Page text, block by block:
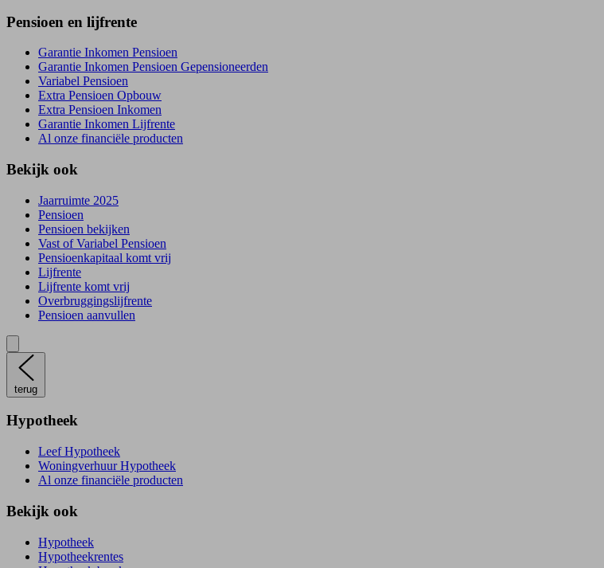
Pensioen en lijfrente
Garantie Inkomen Pensioen
Garantie Inkomen Pensioen Gepensioneerden
Variabel Pensioen
Extra Pensioen Opbouw
Extra Pensioen Inkomen
Garantie Inkomen Lijfrente
Al onze financiële producten
Bekijk ook
Jaarruimte 2025
Pensioen
Pensioen bekijken
Vast of Variabel Pensioen
Pensioenkapitaal komt vrij
Lijfrente
Lijfrente komt vrij
Overbruggingslijfrente
Pensioen aanvullen
terug
Hypotheek
Leef Hypotheek
Woningverhuur Hypotheek
Al onze financiële producten
Bekijk ook
Hypotheek
Hypotheekrentes